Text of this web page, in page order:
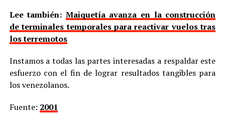
Lee también: Maiquetía avanza en la construcción
de terminales temporales para reactivar vuelos tras
los terremotos
Instamos a todas las partes interesadas a respaldar este
esfuerzo con el fin de lograr resultados tangibles para
los venezolanos.
Fuente: 2001